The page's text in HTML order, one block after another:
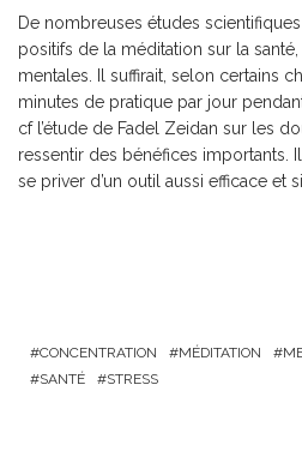
De nombreuses études
positifs de la méditation sur la
mentales. Il suffirait, selon certains
minutes de pratique par jour
cf l’étude de Fadel Zeidan sur les
ressentir des bénéfices importants.
se priver d’un outil aussi efficace et
CONCENTRATION MÉDITATION
SANTÉ
STRESS